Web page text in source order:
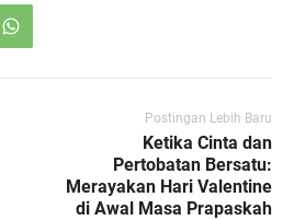
Postingan Lebih Baru
Ketika Cinta dan
Pertobatan Bersatu:
Merayakan Hari Valentine
di Awal Masa Prapaskah